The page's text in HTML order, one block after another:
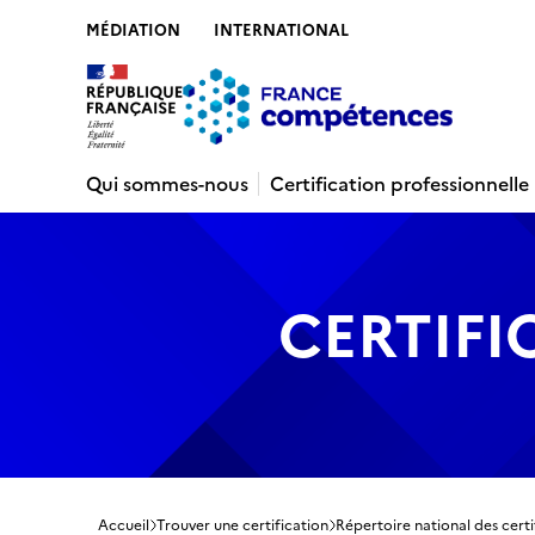
MÉDIATION INTERNATIONAL
Qui sommes-nous
Certification professionnelle
Accueil Trouver une certification Répertoire national des